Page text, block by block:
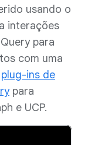
usando o
interações
para
com uma
plug-ins de
para
e UCP.